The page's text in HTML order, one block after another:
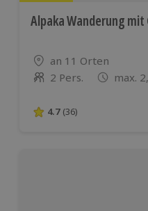
Alpaka Wanderung
Standort
an 11 Orten
Anzahl der Teilnehmer
2 Pers. max.
4.7 von 5 Sternen
4.7 (36)